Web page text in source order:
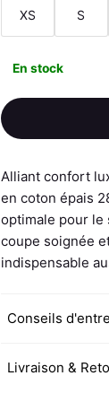
XS S
En stock
Alliant confort
en coton épais
optimale pour le
coupe soignée
indispensable
Conseils
Livraison &